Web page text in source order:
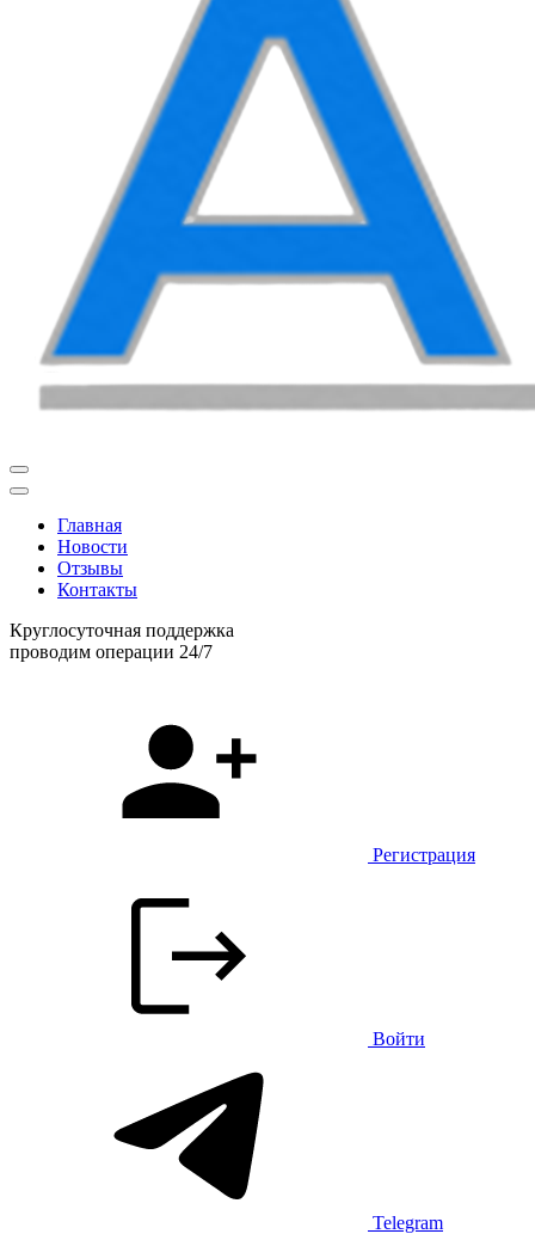
Главная
Новости
Отзывы
Контакты
Круглосуточная поддержка
проводим операции 24/7
Регистрация
Войти
Telegram